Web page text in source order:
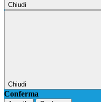
Chiudi
Chiudi
Conferma